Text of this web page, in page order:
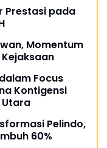
Prestasi pada
Momentum
Focus
Kontigensi
Utara
Pelindo,
60%